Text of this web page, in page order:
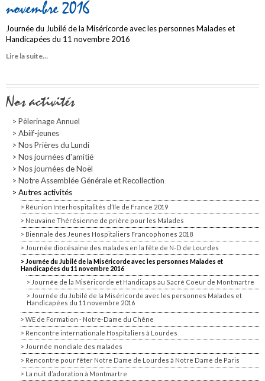
novembre 2016
Journée du Jubilé de la Miséricorde avec les personnes Malades et
Handicapées du 11 novembre 2016
Lire la suite…
Navigation
Nos activités
Pèlerinage Annuel
Abiif-jeunes
Nos Prières du Lundi
Nos journées d'amitié
Nos journées de Noël
Notre Assemblée Générale et Recollection
Autres activités
Réunion Interhospitalités d’Ile de France 2019
Neuvaine Thérésienne de prière pour les Malades
Biennale des Jeunes Hospitaliers Francophones 2018
Journée diocésaine des malades en la fête de N-D de Lourdes
Journée du Jubilé de la Miséricorde avec les personnes Malades et
Handicapées du 11 novembre 2016
Journée de la Miséricorde et Handicaps au Sacré Coeur de Montmartre
Journée du Jubilé de la Miséricorde avec les personnes Malades et
Handicapées du 11 novembre 2016
WE de Formation - Notre-Dame du Chêne
Rencontre internationale Hospitaliers à Lourdes
Journée mondiale des malades
Rencontre pour fêter Notre Dame de Lourdes à Notre Dame de Paris
La nuit d’adoration à Montmartre